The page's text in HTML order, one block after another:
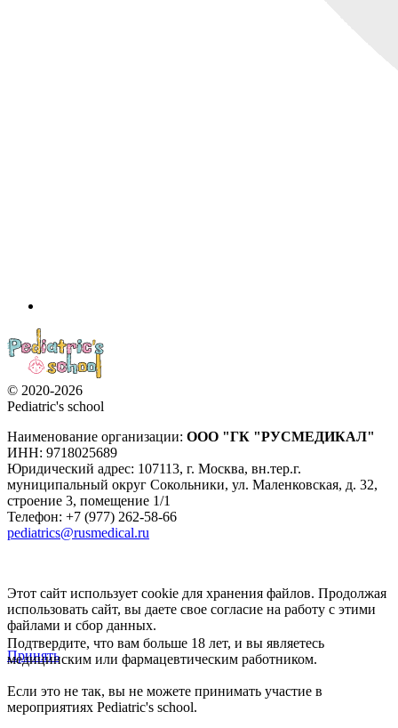
© 2020-2026
Pediatric's school
Наименование организации: ООО "ГК "РУСМЕДИКАЛ"
ИНН: 9718025689
Юридический адрес: 107113, г. Москва, вн.тер.г.
муниципальный округ Сокольники, ул. Маленковская, д. 32,
строение 3, помещение 1/1
Телефон: +7 (977) 262-58-66
pediatrics@rusmedical.ru
Этот сайт использует cookie для хранения файлов. Продолжая
использовать сайт, вы даете свое согласие на работу с этими
файлами и сбор данных.
Принять
Подтвердите, что вам больше 18 лет, и вы являетесь
медицинским или фармацевтическим работником.
Если это не так, вы не можете принимать участие в
мероприятиях Pediatric's school.